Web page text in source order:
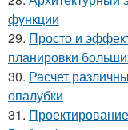
функции
29. Просто и
планировки
30. Расчет
опалубки
31.